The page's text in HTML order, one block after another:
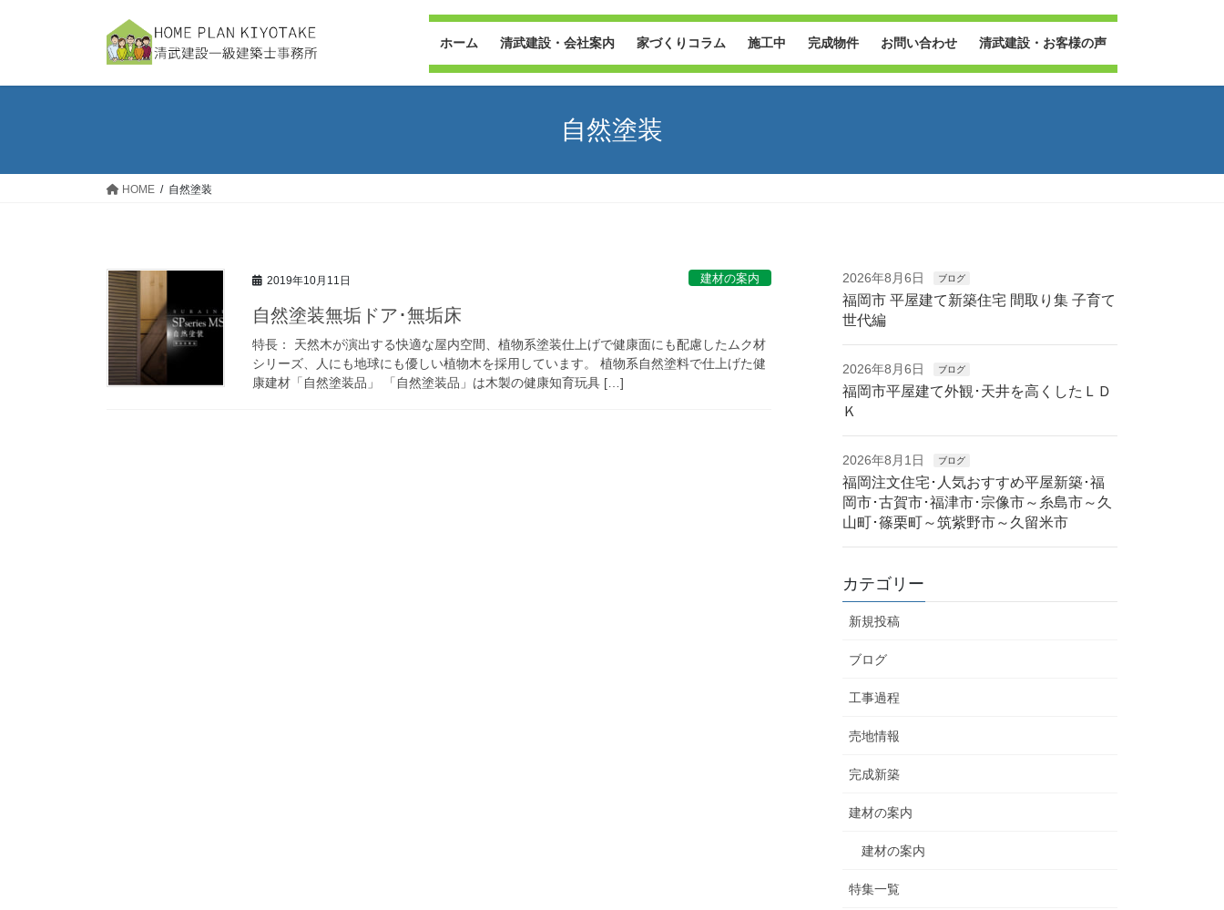
ホーム 清武建設・会社案内 家づくりコラム 施工中 完成物件 お問い合わせ 清武建設・お客様の声
自然塗装
HOME 自然塗装
2019年10月11日 建材の案内
自然塗装無垢ドア･無垢床
特長： 天然木が演出する快適な屋内空間、植物系塗装仕上げで健康面にも配慮したムク材
シリーズ、人にも地球にも優しい植物木を採用しています。 植物系自然塗料で仕上げた健
康建材「自然塗装品」 「自然塗装品」は木製の健康知育玩具 […]
2026年8月6日 ブログ
福岡市 平屋建て新築住宅 間取り集 子育て
世代編
2026年8月6日 ブログ
福岡市平屋建て外観･天井を高くしたＬＤ
Ｋ
2026年8月1日 ブログ
福岡注文住宅･人気おすすめ平屋新築･福
岡市･古賀市･福津市･宗像市～糸島市～久
山町･篠栗町～筑紫野市～久留米市
カテゴリー
新規投稿
ブログ
工事過程
売地情報
完成新築
建材の案内
建材の案内
特集一覧